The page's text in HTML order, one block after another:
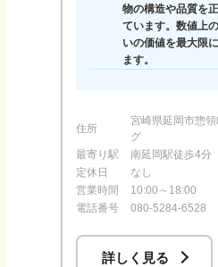
物の構造や品質を
ています。数値上
いの価値を最大限
ます。
住所
宮崎県延岡市惣
グ
最寄り駅
南延岡駅徒歩4分
定休日
なし
営業時間
10:00～18:00
電話番号
080-5284-6528
詳しく見る